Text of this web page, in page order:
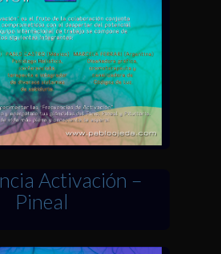
Activación –
Pineal